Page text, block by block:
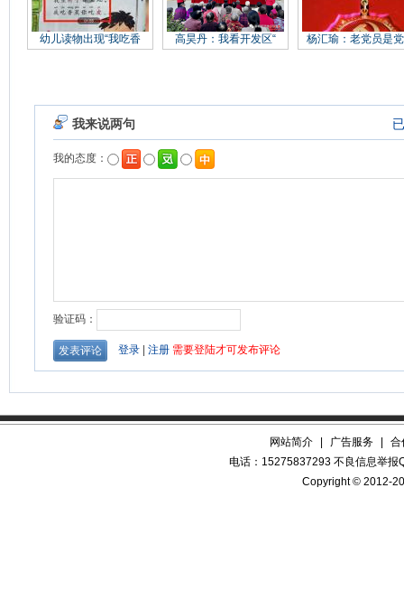
幼儿读物出现“我吃香 高昊丹：我看开发区“ 杨汇瑜：老党员是
网站简介 广告服务
合
电话：15275837293 不良信息举
Copyright © 2012-